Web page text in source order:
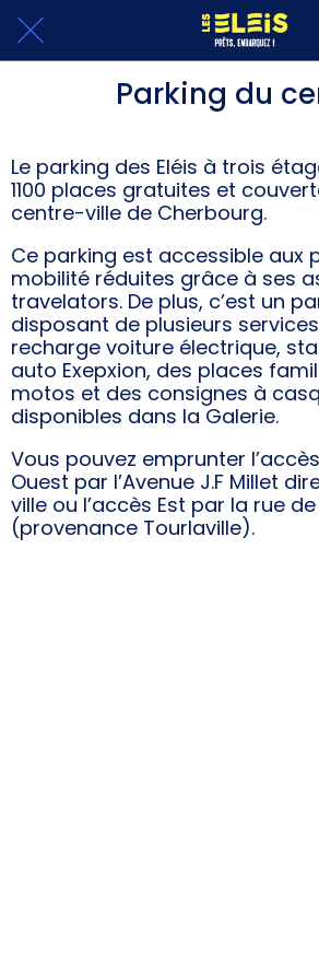
Parking du
Le parking des Eléis à trois
1100 places gratuites et
centre-ville de Cherbourg.
Ce parking est accessible aux
mobilité réduites grâce à ses
travelators. De plus, c’est un
disposant de plusieurs
recharge voiture électrique,
auto Exepxion, des places
motos et des consignes à
disponibles dans la Galerie.
Vous pouvez emprunter
Ouest par l’Avenue J.F Millet
ville ou l’accès Est par la rue
(provenance Tourlaville).